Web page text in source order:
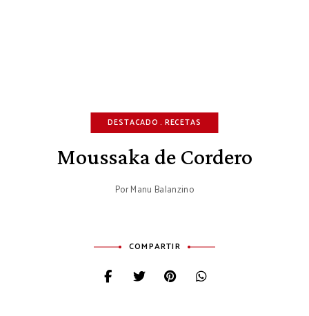
DESTACADO RECETAS
Moussaka de Cordero
PorManu Balanzino
COMPARTIR